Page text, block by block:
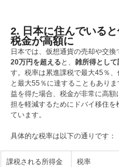
2. 日本に住んでいる
税金が高額に
日本では、仮想通貨の売却や交換
20万円を超える と、 雑所得として
す。税率は累進課税で最大45％
と最大55％に達することもありま
益を得た場合、税金が非常に高額
担を軽減するためにドバイ移住を
ています。
具体的な税率は以下の通りです：
課税される所得金
税率